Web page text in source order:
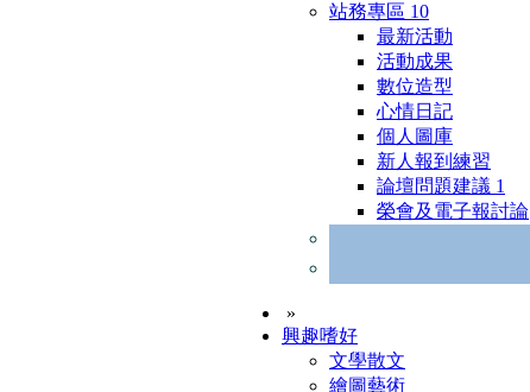
站務專區 10
最新活動
活動成果
數位造型
心情日記
個人圖庫
新人報到練習
論壇問題建議 1
榮會及電子報討論
»
興趣嗜好
文學散文
繪圖藝術